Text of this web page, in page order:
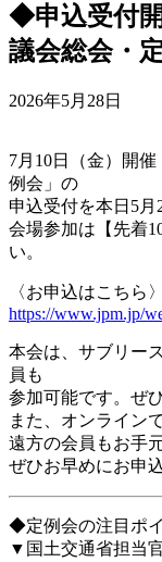
◆申込受付
議会総会・
2026年5月28日
7月10日（金）開
例会」の
申込受付を本日5月
会場参加は【先着
い。
〈お申込はこちら〉
https://www.jpm.jp/
本会は、サブリー
員も
参加可能です。ぜ
また、オンライン
遠方の会員もお手
ぜひお早めにお申
◆定例会の注目ポ
▼国土交通省担当